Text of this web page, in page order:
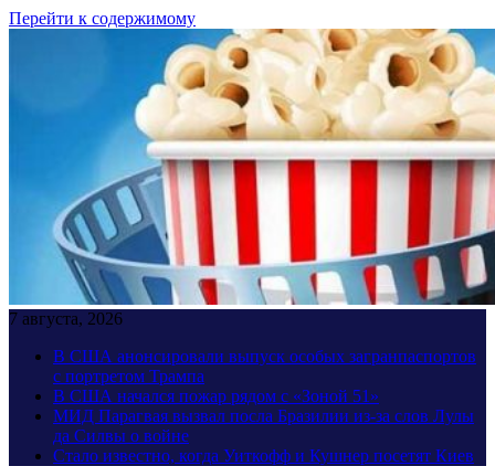
Перейти к содержимому
7 августа, 2026
В США анонсировали выпуск особых загранпаспортов
с портретом Трампа
В США начался пожар рядом с «Зоной 51»
МИД Парагвая вызвал посла Бразилии из-за слов Лулы
да Силвы о войне
Стало известно, когда Уиткофф и Кушнер посетят Киев